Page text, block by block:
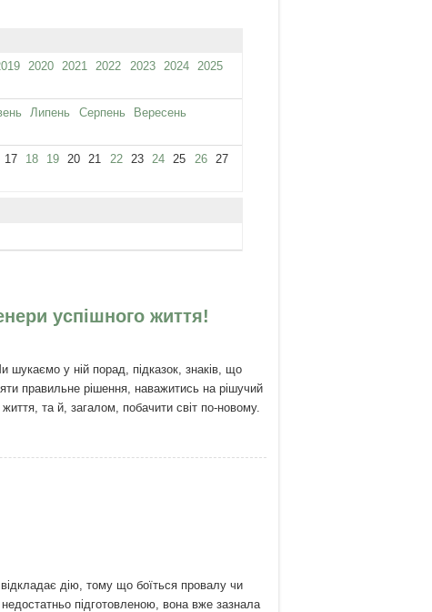
2020 2021 2022 2023 2024
2025
Липень Серпень
Вересень
17 18 19 20 21 22 23 24 25 26
27
успішного життя!
шукаємо у ній порад, підказок, знаків, що
правильне рішення, наважитись на рішучий
та й, загалом, побачити світ по-новому.
успішного життя!
дію, тому що боїться провалу чи
недостатньо підготовленою, вона вже зазнала